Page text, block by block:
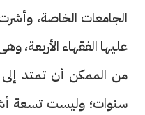
الجامعات الخاصة،
عليها الفقهاء الأربعة،
من الممكن أن تمتد
سنوات؛ وليست تسعة